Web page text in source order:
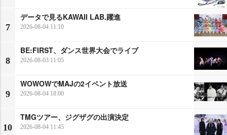
7
データで見るKAWAII LAB.躍進
2026-08-04 11:10
8
BE:FIRST、ダンス世界大会でライブ
2026-08-03 11:05
9
WOWOWでMAJの2イベント放送
2026-08-04 18:00
10
TMGツアー、ジグザグの出演決定
2026-08-04 11:45